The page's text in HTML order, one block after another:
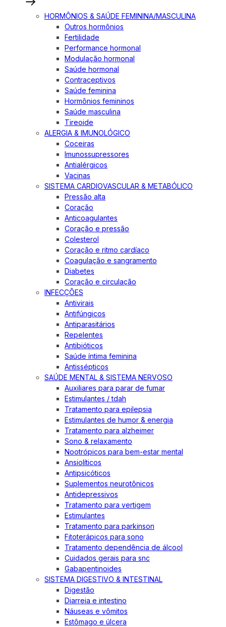
HORMÔNIOS & SAÚDE FEMININA/MASCULINA
Outros hormônios
Fertilidade
Performance hormonal
Modulação hormonal
Saúde hormonal
Contraceptivos
Saúde feminina
Hormônios femininos
Saúde masculina
Tireoide
ALERGIA & IMUNOLÓGICO
Coceiras
Imunossupressores
Antialérgicos
Vacinas
SISTEMA CARDIOVASCULAR & METABÓLICO
Pressão alta
Coração
Anticoagulantes
Coração e pressão
Colesterol
Coração e ritmo cardíaco
Coagulação e sangramento
Diabetes
Coração e circulação
INFECÇÕES
Antivirais
Antifúngicos
Antiparasitários
Repelentes
Antibióticos
Saúde íntima feminina
Antissépticos
SAÚDE MENTAL & SISTEMA NERVOSO
Auxiliares para parar de fumar
Estimulantes / tdah
Tratamento para epilepsia
Estimulantes de humor & energia
Tratamento para alzheimer
Sono & relaxamento
Nootrópicos para bem-estar mental
Ansiolíticos
Antipsicóticos
Suplementos neurotônicos
Antidepressivos
Tratamento para vertigem
Estimulantes
Tratamento para parkinson
Fitoterápicos para sono
Tratamento dependência de álcool
Cuidados gerais para snc
Gabapentinoides
SISTEMA DIGESTIVO & INTESTINAL
Digestão
Diarreia e intestino
Náuseas e vômitos
Estômago e úlcera